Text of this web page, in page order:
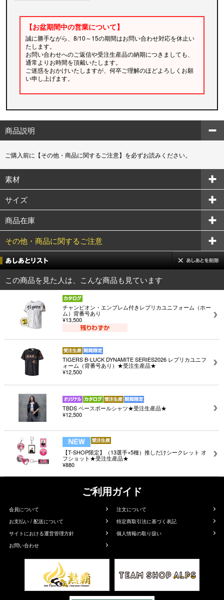
【お盆期間中の営業について】
誠に勝手ながら、8/10～15の期間はお問い合わせ対応を休止い
たします。
お問い合わせへのご返信や受注生産品の納期につきましても、
通常よりお時間を頂戴いたします。
ご迷惑をおかけいたしますが、何卒ご理解のほどよろしくお願
い申し上げます。
商品説明
ご購入前に【その他・商品に関するご注意】を必ずお読みください。
素材
サイズ
商品在庫
その他・商品に関するご注意
この商品を見た人は、こんな商品も見ています
チャンピオン・エンブレム付きレプリカユニフォーム（ホー
ム）背番号あり
¥13,500
TIGERS B-LUCK DYNAMITE SERIES2026 レプリカユニフ
ォーム（背番号あり）★受注生産品★
¥12,500
TBDS ベースボールシャツ★受注生産品★
¥12,500
【T-SHOP限定】（13選手×5種）推しだけシークレット オ
フショット★受注生産品★
¥880
ご利用ガイド
会員について
注文について
お支払い / 配送について
特定商取引法に基づく表記
サイトにおける運営管理方針
個人情報の取り扱い
お問い合わせ